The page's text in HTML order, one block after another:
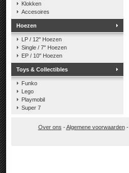
Klokken
Accesoires
Hoezen
LP / 12" Hoezen
Single / 7" Hoezen
EP / 10" Hoezen
Toys & Collectibles
Funko
Lego
Playmobil
Super 7
Over ons -Algemene voorwaarden-